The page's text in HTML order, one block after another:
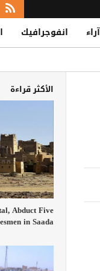
آراء انفوجرافيك
الأكثر قراءة
Abduct Five
in Saada